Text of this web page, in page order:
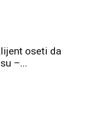
oseti da
–...